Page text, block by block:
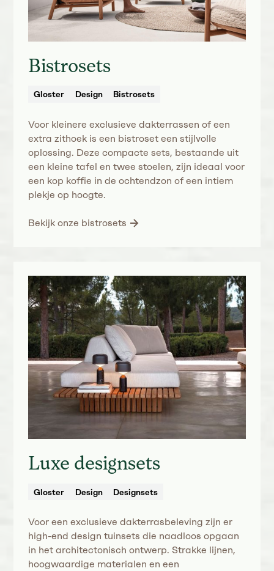
Bistrosets
Gloster Design Bistrosets
Voor kleinere exclusieve dakterrassen of een
extra zithoek is een bistroset een stijlvolle
oplossing. Deze compacte sets, bestaande uit
een kleine tafel en twee stoelen, zijn ideaal voor
een kop koffie in de ochtendzon of een intiem
plekje op hoogte.
Bekijk onze bistrosets
Luxe designsets
Gloster Design Designsets
Voor een exclusieve dakterrasbeleving zijn er
high-end design tuinsets die naadloos opgaan
in het architectonisch ontwerp. Strakke lijnen,
hoogwaardige materialen en een